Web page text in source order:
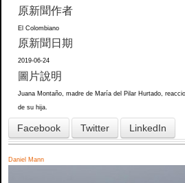
原新聞作者
El Colombiano
原新聞日期
2019-06-24
圖片說明
Juana Montaño, madre de María del Pilar Hurtado,
de su hija.
Facebook Twitter LinkedIn
Daniel Mann